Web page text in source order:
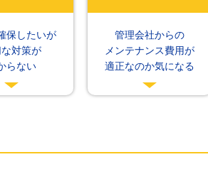
保したいが
対策が
らない
管理会社からの
メンテナンス費用が
適正なのか気になる